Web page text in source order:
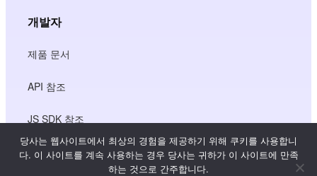
개발자
제품 문서
API 참조
JS SDK 참조
당사는 웹사이트에서 최상의 경험을 제공하기 위해 쿠키를 사용합니
다. 이 사이트를 계속 사용하는 경우 당사는 귀하가 이 사이트에 만족
하는 것으로 간주합니다.